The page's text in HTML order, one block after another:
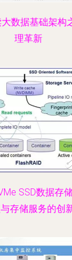
数据基础架构
理革新
SSD数据存
存储服务的创